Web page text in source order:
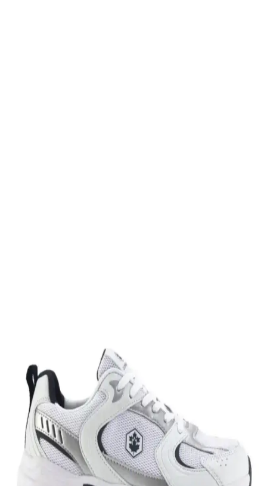
Nike Air Force 1, ikonik tasarımı ve teknolojik özellikleriyle spor ve
günlük yaşamda vazgeçilmez bir tercih. Konfor ve şıklığı bir araya
getirir, farklı tarzlara uyum sağlar.
Nike Team Hustle: Çok Yönlü Spor ve Günlük
Kullanım İçin Modern Ayakkabı Seçenekleri
Nike Team Hustle ayakkabıları, dayanıklılık, şıklık ve konforu bir
arada sunar. Spor ve günlük kullanım için uygun modelleriyle,
hareket özgürlüğü ve tarzı bir arada sağlar.
Genel Markalar Taraklı Siyah Metal Taç ve NEW